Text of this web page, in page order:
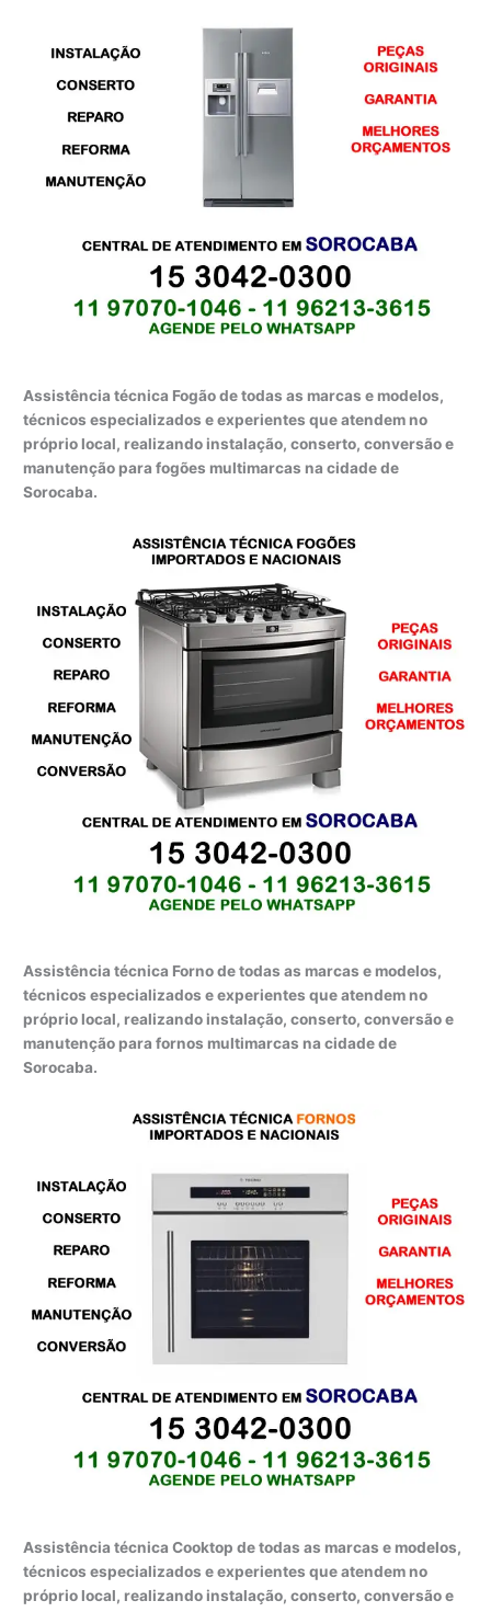
Assistência técnica Fogão de todas as marcas e modelos,
técnicos especializados e experientes que atendem no
próprio local, realizando instalação, conserto, conversão e
manutenção para fogões multimarcas na cidade de
Sorocaba.
Assistência técnica Forno de todas as marcas e modelos,
técnicos especializados e experientes que atendem no
próprio local, realizando instalação, conserto, conversão e
manutenção para fornos multimarcas na cidade de
Sorocaba.
Assistência técnica Cooktop de todas as marcas e modelos,
técnicos especializados e experientes que atendem no
próprio local, realizando instalação, conserto, conversão e